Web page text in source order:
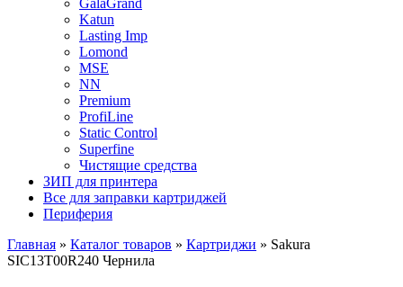
GalaGrand
Katun
Lasting Imp
Lomond
MSE
NN
Premium
ProfiLine
Static Control
Superfine
Чистящие средства
ЗИП для принтера
Все для заправки картриджей
Периферия
Главная » Каталог товаров » Картриджи » Sakura
SIC13T00R240 Чернила